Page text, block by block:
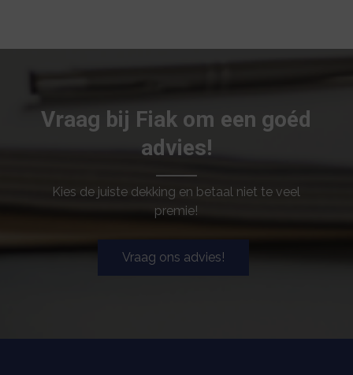
Vraag bij Fiak om een goéd
advies!
Kies de juiste dekking en betaal niet te veel
premie!
Vraag ons advies!